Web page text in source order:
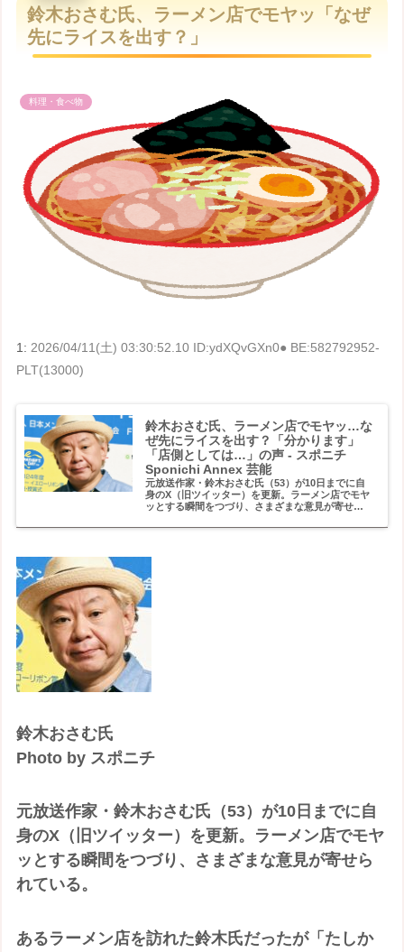
u
鈴木おさむ氏、ラーメン店でモヤッ「なぜ
先にライスを出す？」
料理・食べ物
1: 2026/04/11(土) 03:30:52.10 ID:ydXQvGXn0● BE:582792952-
PLT(13000)
鈴木おさむ氏、ラーメン店でモヤッ…な
ぜ先にライスを出す？「分かります」
「店側としては…」の声 - スポニチ
Sponichi Annex 芸能
元放送作家・鈴木おさむ氏（53）が10日までに自
身のX（旧ツイッター）を更新。ラーメン店でモヤ
ッとする瞬間をつづり、さまざまな意見が寄せら
鈴木おさむ氏
Photo by スポニチ
元放送作家・鈴木おさむ氏（53）が10日までに自
身のX（旧ツイッター）を更新。ラーメン店でモヤ
ッとする瞬間をつづり、さまざまな意見が寄せら
れている。
あるラーメン店を訪れた鈴木氏だったが「たしか